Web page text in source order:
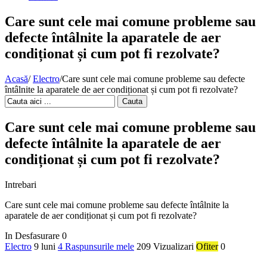
Care sunt cele mai comune probleme sau
defecte întâlnite la aparatele de aer
condiționat și cum pot fi rezolvate?
Acasă/ Electro/Care sunt cele mai comune probleme sau defecte
întâlnite la aparatele de aer condiționat și cum pot fi rezolvate?
Cauta
Care sunt cele mai comune probleme sau
defecte întâlnite la aparatele de aer
condiționat și cum pot fi rezolvate?
Intrebari
Care sunt cele mai comune probleme sau defecte întâlnite la
aparatele de aer condiționat și cum pot fi rezolvate?
In Desfasurare 0
Electro 9 luni 4 Raspunsurile mele 209 Vizualizari Ofiter 0